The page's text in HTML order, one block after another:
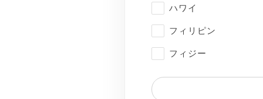
ハワイ
フィリピン
フィジー